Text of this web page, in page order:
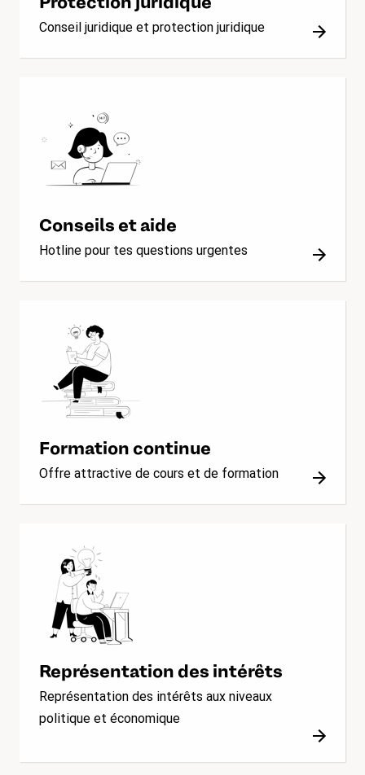
Conseil juridique et protection juridique
Conseils et aide
Hotline pour tes questions urgentes
Formation continue
Offre attractive de cours et de formation
Représentation des intérêts
Représentation des intérêts aux niveaux
politique et économique